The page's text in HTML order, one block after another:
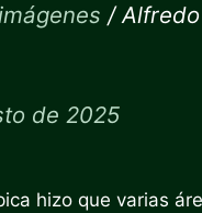
/
de 2025
hizo que varias